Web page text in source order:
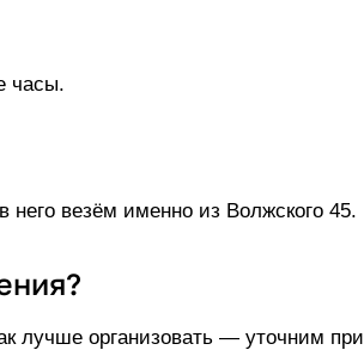
часы.
везём именно из Волжского 45.
лучше организовать — уточним при